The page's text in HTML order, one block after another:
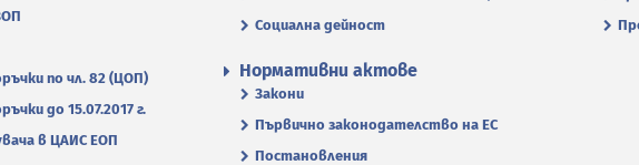
Социална дейност
по чл. 82 (ЦОП)
до 15.07.2017 г.
в ЦАИС ЕОП
Нормативни актове
Закони
Първично законодателство на ЕС
Постановления